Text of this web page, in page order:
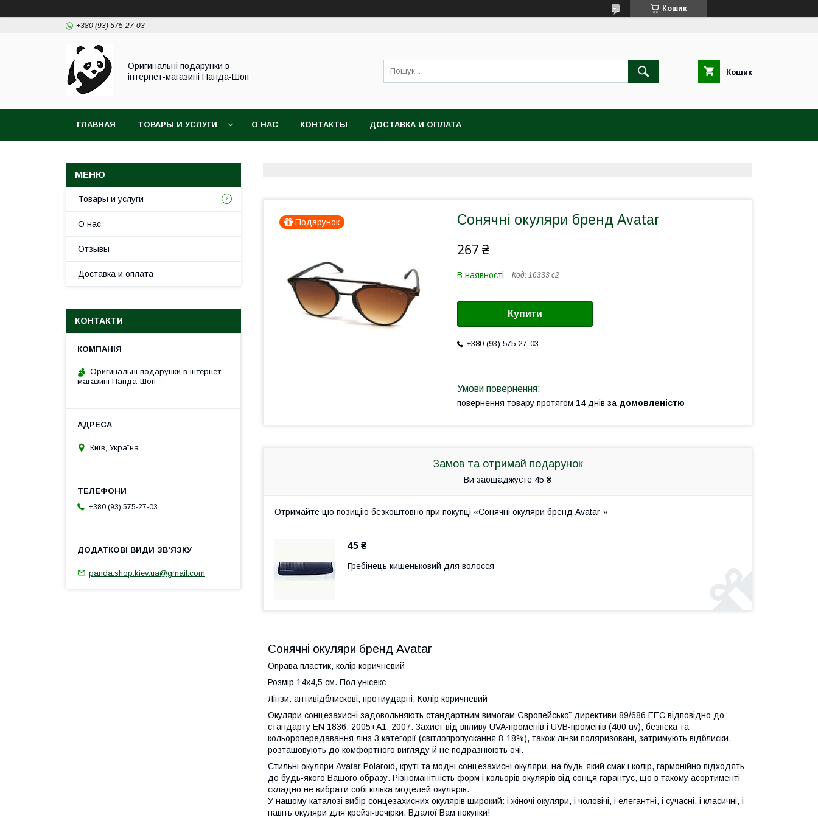
Кошик
+380 (93) 575-27-03
Оригинальні подарунки в
інтернет-магазині Панда-Шоп
Кошик
ГЛАВНАЯ ТОВАРЫ И УСЛУГИ О НАС КОНТАКТЫ ДОСТАВКА И ОПЛАТА
Подарунок Сонячні окуляри бренд Avatar
267 ₴
В наявності Код: 16333 c2
Купити
+380 (93) 575-27-03
повернення товару протягом 14 днів за домовленістю
Замов та отримай подарунок
Ви заощаджуєте 45 ₴
Отримайте цю позицію безкоштовно при покупці «Сонячні окуляри бренд Avatar »
45 ₴
Гребінець кишеньковий для волосся
Сонячні окуляри бренд Avatar
Оправа пластик, колір коричневий
Розмір 14х4,5 см. Пол унісекс
Лінзи: антивідблискові, протиударні. Колір коричневий
Окуляри сонцезахисні задовольняють стандартним вимогам Європейської директиви 89/686 ЕЕС відповідно до
стандарту EN 1836: 2005+А1: 2007. Захист від впливу UVA-променів і UVB-променів (400 uv), безпека та
кольоропередавання лінз 3 категорії (світлопропускання 8-18%), також лінзи поляризовані, затримують відблиски,
розташовують до комфортного вигляду й не подразнюють очі.
Стильні окуляри Avatar Polaroid, круті та модні сонцезахисні окуляри, на будь-який смак і колір, гармонійно підходять
до будь-якого Вашого образу. Різноманітність форм і кольорів окулярів від сонця гарантує, що в такому асортименті
складно не вибрати собі кілька моделей окулярів.
У нашому каталозі вибір сонцезахисних окулярів широкий: і жіночі окуляри, і чоловічі, і елегантні, і сучасні, і класичні, і
навіть окуляри для крейзі-вечірки. Вдалої Вам покупки!
Товары и услуги
О нас
Отзывы
Доставка и оплата
КОНТАКТИ
Оригинальні подарунки в інтернет-
магазині Панда-Шоп
Київ, Україна
+380 (93) 575-27-03
panda.shop.kiev.ua@gmail.com